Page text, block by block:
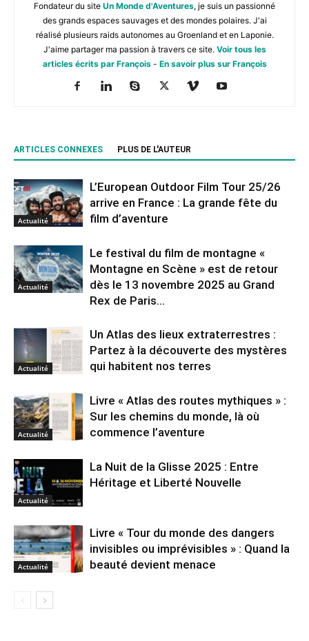
Fondateur du site Un Monde d'Aventures, je suis un passionné
des grands espaces sauvages et des mondes polaires. J'ai
réalisé plusieurs raids autonomes au Groenland et en Laponie.
J'aime partager ma passion à travers ce site. Voir tous les
articles écrits par François- En savoir plus sur François
ARTICLES CONNEXES PLUS DE L'AUTEUR
Actualité
L’European Outdoor Film Tour 25/26
arrive en France : La grande fête du
film d’aventure
Actualité
Le festival du film de montagne «
Montagne en Scène » est de retour
dès le 13 novembre 2025 au Grand
Rex de Paris...
Actualité
Un Atlas des lieux extraterrestres :
Partez à la découverte des mystères
qui habitent nos terres
Actualité
Livre « Atlas des routes mythiques » :
Sur les chemins du monde, là où
commence l’aventure
Actualité
La Nuit de la Glisse 2025 : Entre
Héritage et Liberté Nouvelle
Actualité
Livre « Tour du monde des dangers
invisibles ou imprévisibles » : Quand la
beauté devient menace